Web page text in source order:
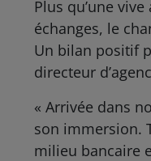
Plus qu’une
échanges, le
Un bilan positif
directeur
« Arrivée dans
son immersion.
milieu bancaire